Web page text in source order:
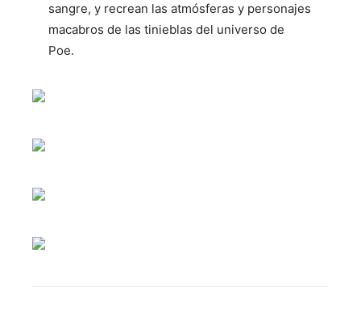
sangre, y recrean las atmósferas y personajes
macabros de las tinieblas del universo de
Poe.